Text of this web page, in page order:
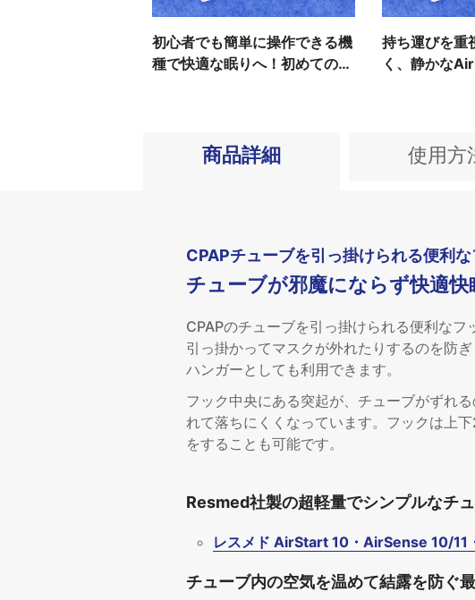
初心者でも簡単に操作できる機
種で快適な眠りへ！初めての
持ち運びを重
く、静かな
商品詳細
CPAPチューブを引っ掛けられる便利な
チューブが邪魔にならず快適快
CPAPのチューブを引っ掛けられる便利な
引っ掛かってマスクが外れたりするのを防
ハンガーとしても利用できます。
フック中央にある突起が、チューブがずれ
れて落ちにくくなっています。フックは上
をすることも可能です。
Resmed社製の超軽量でシンプルなチ
レスメド AirStart 10・AirSense 10/
チューブ内の空気を温めて結露を防ぐ
使用方